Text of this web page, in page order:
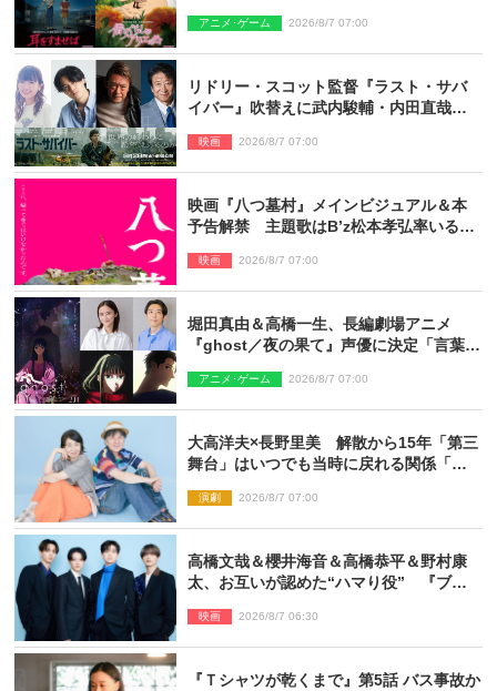
アニメ･ゲーム 2026/8/7 07:00
リドリー・スコット監督『ラスト・サバ
イバー』吹替えに武内駿輔・内田直哉・
結！
映画 2026/8/7 07:00
映画『八つ墓村』メインビジュアル＆本
予告解禁 主題歌はB’z松本孝弘率いる
映画 2026/8/7 07:00
堀田真由＆高橋一生、長編劇場アニメ
『ghost／夜の果て』声優に決定「言葉に
た」
アニメ･ゲーム 2026/8/7 07:00
大高洋夫×長野里美 解散から15年「第三
舞台」はいつでも当時に戻れる関係「や
演劇 2026/8/7 07:00
高橋文哉＆櫻井海音＆高橋恭平＆野村康
太、お互いが認めた“ハマり役” 『ブル
映画 2026/8/7 06:30
『Ｔシャツが乾くまで』第5話 バス事故か